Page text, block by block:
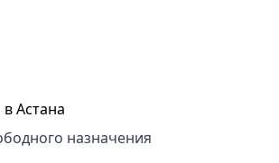
Астана
назначения